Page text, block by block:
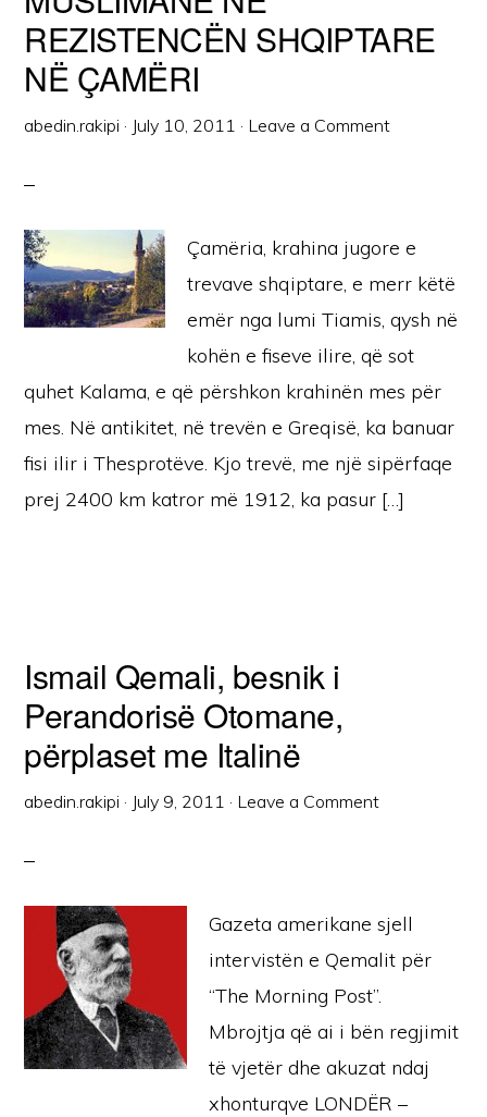
REZISTENCËN SHQIPTARE
NË ÇAMËRI
abedin.rakipi · July 10, 2011 · Leave a Comment
Çamëria, krahina jugore e
trevave shqiptare, e merr këtë
emër nga lumi Tiamis, qysh në
kohën e fiseve ilire, që sot
quhet Kalama, e që përshkon krahinën mes për
mes. Në antikitet, në trevën e Greqisë, ka banuar
fisi ilir i Thesprotëve. Kjo trevë, me një sipërfaqe
prej 2400 km katror më 1912, ka pasur […]
Ismail Qemali, besnik i
Perandorisë Otomane,
përplaset me Italinë
abedin.rakipi · July 9, 2011 · Leave a Comment
Gazeta amerikane sjell
intervistën e Qemalit për
“The Morning Post”.
Mbrojtja që ai i bën regjimit
të vjetër dhe akuzat ndaj
xhonturqve LONDËR –